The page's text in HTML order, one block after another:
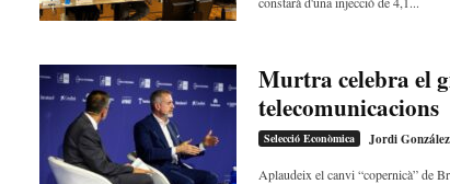
Murtra celebra el
telecomunicacions
Selecció Econòmica Jordi González
Aplaudeix el canvi “copernicà” de